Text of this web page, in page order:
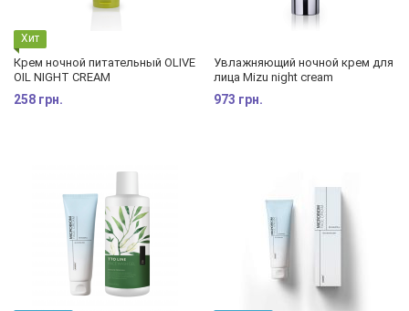
Хит
Крем ночной питательный OLIVE
OIL NIGHT CREAM
258 грн.
Увлажняющий ночной крем для
лица Mizu night cream
973 грн.